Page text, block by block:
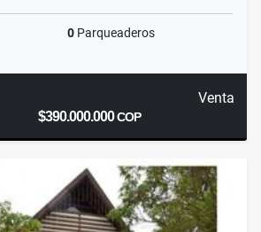
0 Parqueaderos
Venta
$390.000.000COP